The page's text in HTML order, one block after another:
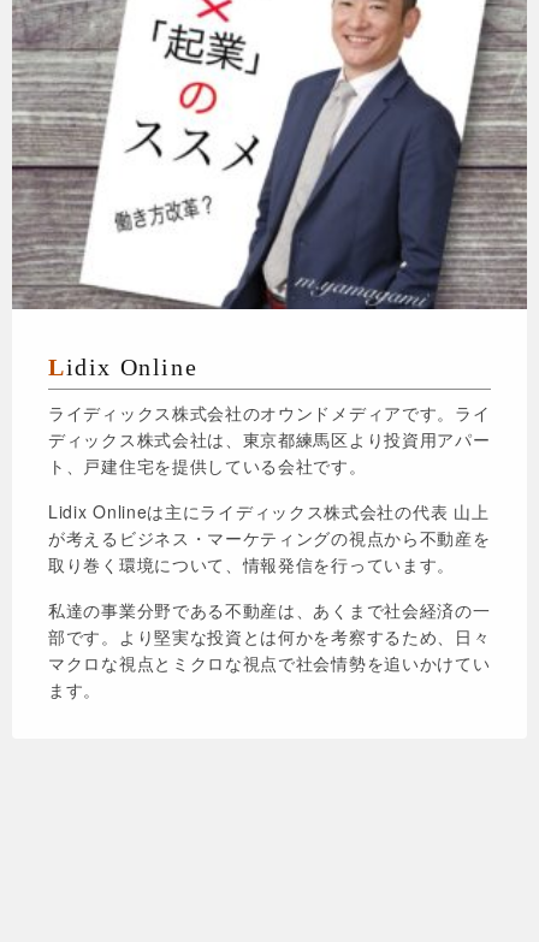
Lidix Online
ライディックス株式会社のオウンドメディアです。ライ
ディックス株式会社は、東京都練馬区より投資用アパー
ト、戸建住宅を提供している会社です。
Lidix Onlineは主にライディックス株式会社の代表 山上
が考えるビジネス・マーケティングの視点から不動産を
取り巻く環境について、情報発信を行っています。
私達の事業分野である不動産は、あくまで社会経済の一
部です。より堅実な投資とは何かを考察するため、日々
マクロな視点とミクロな視点で社会情勢を追いかけてい
ます。